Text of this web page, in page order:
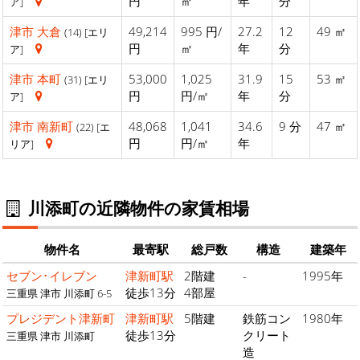
津市 大倉 (14) [エリ
ア]
49,214
円
995 円/
㎡
27.2
年
12
分
49 ㎡
津市 本町 (31) [エリ
ア]
53,000
円
1,025
円/㎡
31.9
年
15
分
53 ㎡
津市 南新町 (22) [エ
リア]
48,068
円
1,041
円/㎡
34.6
年
9 分 47 ㎡
川添町の近隣物件の家賃相場
物件名 最寄駅 総戸数 構造
建築年
セブン･イレブン
三重県 津市 川添町 6-5
津新町駅
徒歩13分
2階建
4部屋
- 1995年
プレジデント津新町
三重県 津市 川添町
津新町駅
徒歩13分
5階建
鉄筋コン
クリート
造
1980年